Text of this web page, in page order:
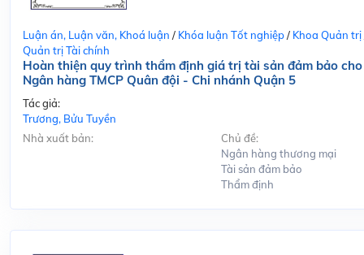
Luận án, Luận văn, Khoá luận / Khóa luận Tốt nghiệp/ Khoa Quản trị
Quản trị Tài chính
Hoàn thiện quy trình thẩm định giá trị tài sản đảm bảo
Ngân hàng TMCP Quân đội - Chi nhánh Quận 5
Tác giả:
Trương, Bửu Tuyền
Nhà xuất bản:
Chủ đề:
Ngân hàng thương mại
Tài sản đảm bảo
Thẩm định